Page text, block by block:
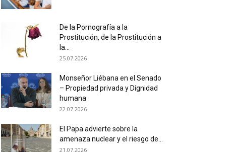
De la Pornografía a la
Prostitución, de la Prostitución a
la...
25.07.2026
Monseñor Liébana en el Senado
– Propiedad privada y Dignidad
humana
22.07.2026
El Papa advierte sobre la
amenaza nuclear y el riesgo de...
21.07.2026